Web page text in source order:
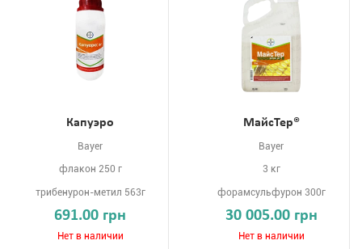
Капуэро
Bayer
флакон 250 г
трибенурон-метил 563г
691.00 грн
Нет в наличии
МайсТер®
Bayer
3 кг
форамсульфурон 300г
30 005.00 грн
Нет в наличии